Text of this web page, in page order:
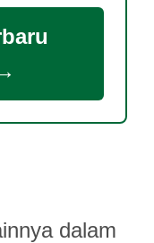
dalam